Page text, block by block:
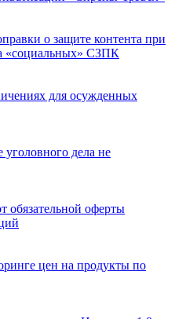
о защите контента при
«социальных» СЗПК
для осужденных
дела не
обязательной оферты
цен на продукты по